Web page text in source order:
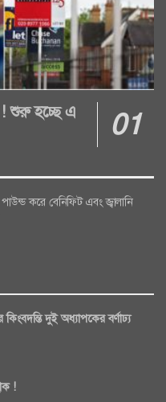
! শুরু হচ্ছে এ
করে বেনিফিট এবং জ্বালানি
দুই অধ্যাপকের বর্ণাঢ্য
!